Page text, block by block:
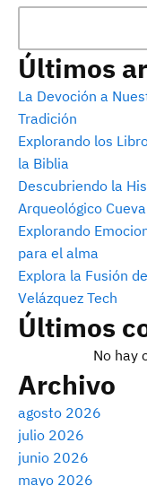
Últimos
La Devoción a
Tradición
Explorando los
la Biblia
Descubriendo la
Arqueológico
Explorando
para el alma
Explora la Fusión
Velázquez Tech
Últimos
No hay
Archivo
agosto 2026
julio 2026
junio 2026
mayo 2026